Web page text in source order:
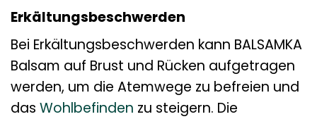
Erkältungsbeschwerden
Bei Erkältungsbeschwerden kann BALSAMKA
Balsam auf Brust und Rücken aufgetragen
werden, um die Atemwege zu befreien und
das Wohlbefinden zu steigern. Die